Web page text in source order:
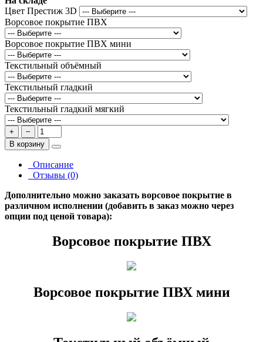
Цвет Престиж 3D
Ворсовое покрытие ПВХ
Ворсовое покрытие ПВХ мини
Текстильный объёмный
Текстильный гладкий
Текстильный гладкий мягкий
+
−
В корзину
Описание
Отзывы (0)
Дополнительно можно заказать ворсовое покрытие в
различном исполнении (добавить в заказ можно через
опции под ценой товара):
Ворсовое покрытие ПВХ
Ворсовое покрытие ПВХ мини